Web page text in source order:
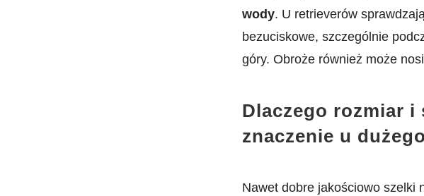
wody. U retrieverów
bezuciskowe, szczególnie
góry. Obroże również może
Dlaczego rozmiar
znaczenie u
Nawet dobre jakościowo szelki